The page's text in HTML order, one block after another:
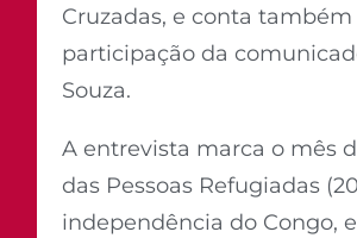
Cruzadas, e conta também
participação da
Souza.
A entrevista marca o mês
das Pessoas Refugiadas
independência do Congo,